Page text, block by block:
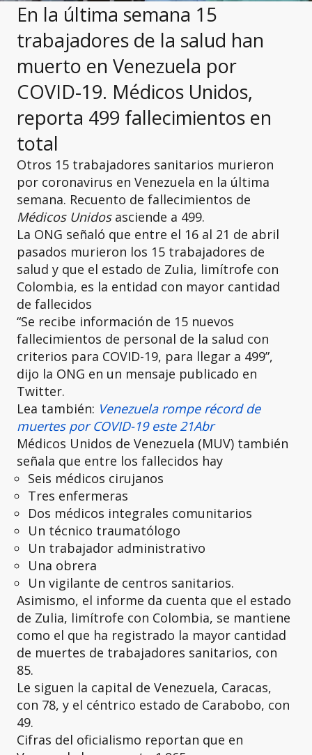
En la última semana 15
trabajadores de la salud han
muerto en Venezuela por
COVID-19. Médicos Unidos,
reporta 499 fallecimientos en
total
Otros 15 trabajadores sanitarios murieron
por coronavirus en Venezuela en la última
semana. Recuento de fallecimientos de
Médicos Unidosasciende a 499.
La ONG señaló que entre el 16 al 21 de abril
pasados murieron los 15 trabajadores de
salud y que el estado de Zulia, limítrofe con
Colombia, es la entidad con mayor cantidad
de fallecidos
“Se recibe información de 15 nuevos
fallecimientos de personal de la salud con
criterios para COVID-19, para llegar a 499”,
dijo la ONG en un mensaje publicado en
Twitter.
Lea también: Venezuela rompe récord de
muertes por COVID-19 este 21Abr
Médicos Unidos de Venezuela (MUV) también
señala que entre los fallecidos hay
Seis médicos cirujanos
Tres enfermeras
Dos médicos integrales comunitarios
Un técnico traumatólogo
Un trabajador administrativo
Una obrera
Un vigilante de centros sanitarios.
Asimismo, el informe da cuenta que el estado
de Zulia, limítrofe con Colombia, se mantiene
como el que ha registrado la mayor cantidad
de muertes de trabajadores sanitarios, con
85.
Le siguen la capital de Venezuela, Caracas,
con 78, y el céntrico estado de Carabobo, con
49.
Cifras del oficialismo reportan que en